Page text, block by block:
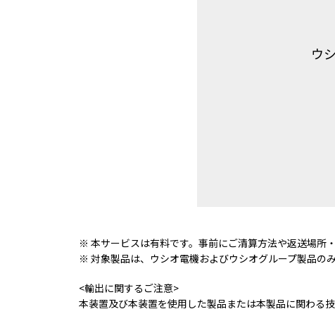
ウ
※ 本サービスは有料です。事前にご清算方法や返送場所
※ 対象製品は、ウシオ電機およびウシオグループ製品の
<輸出に関するご注意>
本装置及び本装置を使用した製品または本製品に関わる